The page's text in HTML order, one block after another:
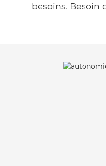
besoins. Besoin